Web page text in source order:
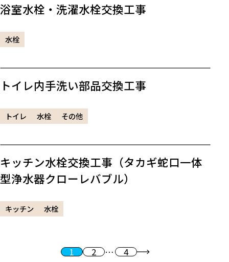
浴室水栓・洗濯水栓交換工事
水栓
トイレ内手洗い部品交換工事
トイレ 水栓 その他
キッチン水栓交換工事（タカギ蛇口一体
型浄水器クローレバブル）
キッチン 水栓
投稿のページ送り1 2 … 4 次へ